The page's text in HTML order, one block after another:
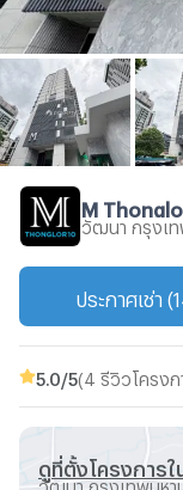
M
วัฒนา กรุงเท
ประกาศเช่า
5.0 /5(4 รีวิวโครงก
ดูที่ตั้งโครงการใ
วัฒนา กรุงเทพมหา